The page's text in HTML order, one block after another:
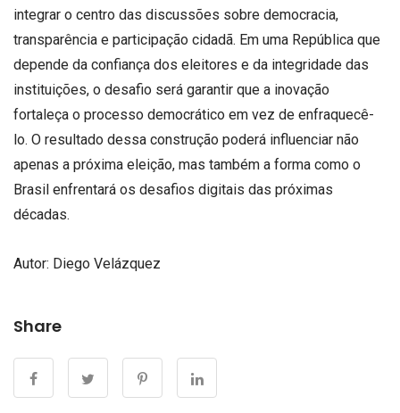
integrar o centro das discussões sobre democracia,
transparência e participação cidadã. Em uma República que
depende da confiança dos eleitores e da integridade das
instituições, o desafio será garantir que a inovação
fortaleça o processo democrático em vez de enfraquecê-
lo. O resultado dessa construção poderá influenciar não
apenas a próxima eleição, mas também a forma como o
Brasil enfrentará os desafios digitais das próximas
décadas.
Autor: Diego Velázquez
Share